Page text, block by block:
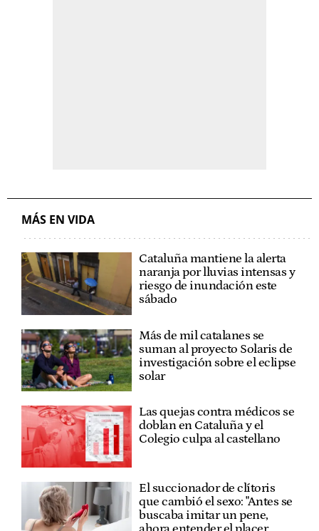
MÁS EN VIDA
Cataluña mantiene la alerta
naranja por lluvias intensas y
riesgo de inundación este
sábado
Más de mil catalanes se
suman al proyecto Solaris de
investigación sobre el eclipse
solar
Las quejas contra médicos se
doblan en Cataluña y el
Colegio culpa al castellano
El succionador de clítoris
que cambió el sexo: "Antes se
buscaba imitar un pene,